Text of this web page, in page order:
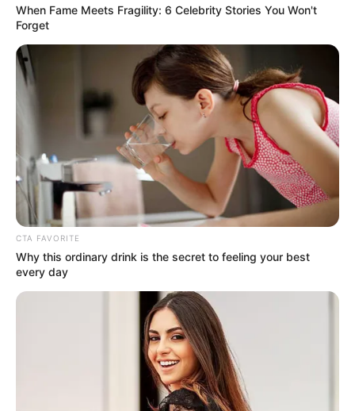
When Fame Meets Fragility: 6 Celebrity Stories You Won't
Forget
CTA FAVORITE
Why this ordinary drink is the secret to feeling your best
every day